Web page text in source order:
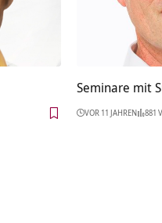
Seminare mit
VOR 11 JAHREN 881